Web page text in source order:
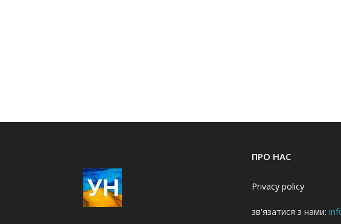
ПРО НАС
Privacy policy
зв'язатися з нами: